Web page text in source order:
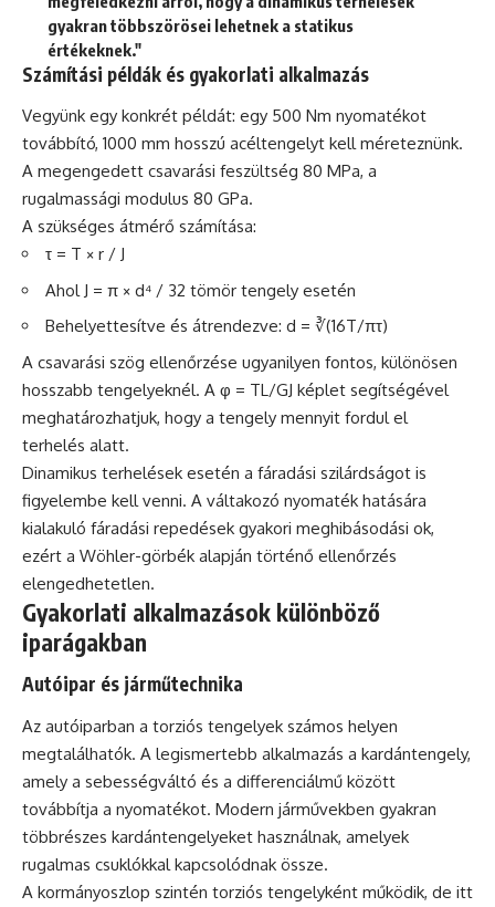
gyakran többszörösei lehetnek a statikus
értékeknek."
Számítási példák és gyakorlati alkalmazás
Vegyünk egy konkrét példát: egy 500 Nm nyomatékot
továbbító, 1000 mm hosszú acéltengelyt kell méreteznünk.
A megengedett csavarási feszültség 80 MPa, a
rugalmassági modulus 80 GPa.
A szükséges átmérő számítása:
τ = T × r / J
Ahol J = π × d⁴ / 32 tömör tengely esetén
Behelyettesítve és átrendezve: d = ∛(16T/πτ)
A csavarási szög ellenőrzése ugyanilyen fontos, különösen
hosszabb tengelyeknél. A φ = TL/GJ képlet segítségével
meghatározhatjuk, hogy a tengely mennyit fordul el
terhelés alatt.
Dinamikus terhelések esetén a fáradási szilárdságot is
figyelembe kell venni. A váltakozó nyomaték hatására
kialakuló fáradási repedések gyakori meghibásodási ok,
ezért a Wöhler-görbék alapján történő ellenőrzés
elengedhetetlen.
Gyakorlati alkalmazások különböző
iparágakban
Autóipar és járműtechnika
Az autóiparban a torziós tengelyek számos helyen
megtalálhatók. A legismertebb alkalmazás a kardántengely,
amely a sebességváltó és a differenciálmű között
továbbítja a nyomatékot. Modern járművekben gyakran
többrészes kardántengelyeket használnak, amelyek
rugalmas csuklókkal kapcsolódnak össze.
A kormányoszlop szintén torziós tengelyként működik, de itt